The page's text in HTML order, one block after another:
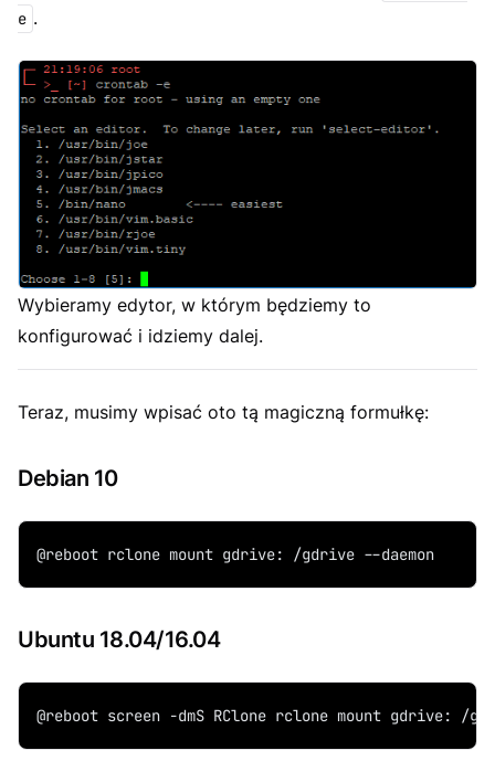
e .
Wybieramy edytor, w którym będziemy to
konfigurować i idziemy dalej.
Teraz, musimy wpisać oto tą magiczną formułkę:
Debian 10
@reboot rclone mount gdrive: /gdrive --daemon
Ubuntu 18.04/16.04
@reboot screen -dmS RClone rclone mount gdrive: /